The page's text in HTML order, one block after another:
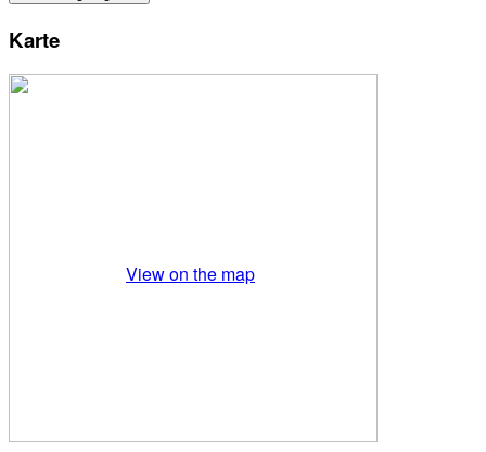
Karte
View on the map